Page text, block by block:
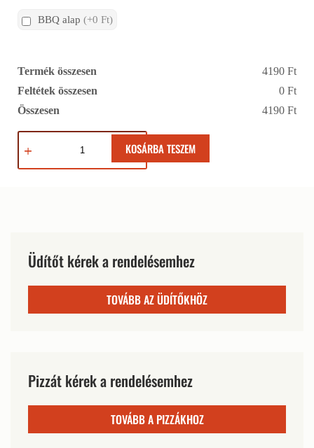
BBQ alap (+0 Ft)
Termék összesen
4190 Ft
Feltétek összesen
0 Ft
Összesen
4190 Ft
KOSÁRBA TESZEM
Üdítőt kérek a rendelésemhez
TOVÁBB AZ ÜDÍTŐKHÖZ
Pizzát kérek a rendelésemhez
TOVÁBB A PIZZÁKHOZ